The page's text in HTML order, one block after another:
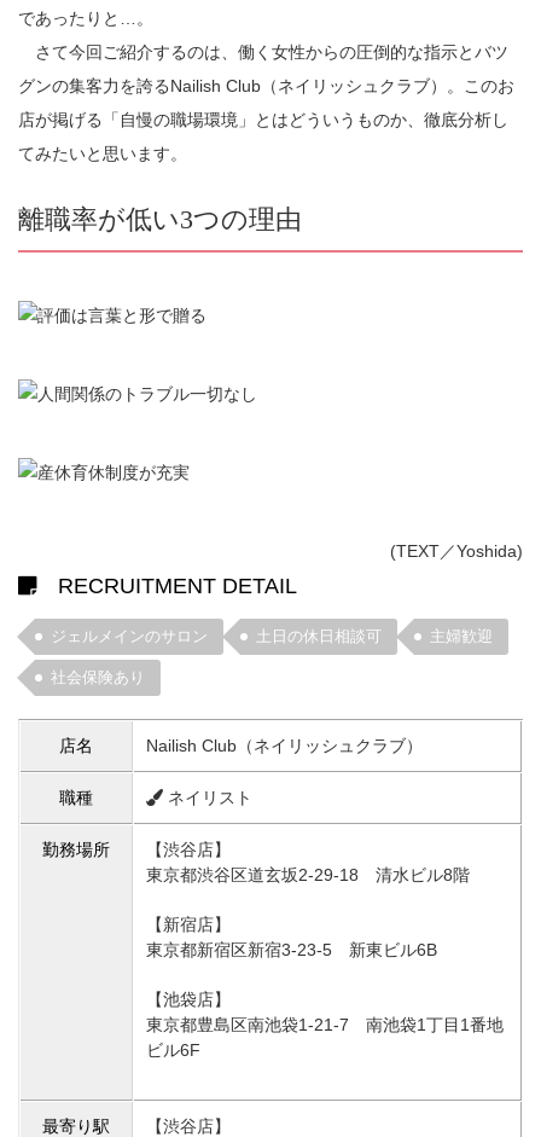
であったりと…。
さて今回ご紹介するのは、働く女性からの圧倒的な指示とバツ
グンの集客力を誇るNailish Club（ネイリッシュクラブ）。このお
店が掲げる「自慢の職場環境」とはどういうものか、徹底分析し
てみたいと思います。
離職率が低い3つの理由
(TEXT／Yoshida)
RECRUITMENT DETAIL
ジェルメインのサロン 土日の休日相談可 主婦歓迎
社会保険あり
店名 Nailish Club（ネイリッシュクラブ）
職種 ネイリスト
勤務場所
【渋谷店】
東京都渋谷区道玄坂2-29-18 清水ビル8階
【新宿店】
東京都新宿区新宿3-23-5 新東ビル6B
【池袋店】
東京都豊島区南池袋1-21-7 南池袋1丁目1番地
ビル6F
最寄り駅
【渋谷店】